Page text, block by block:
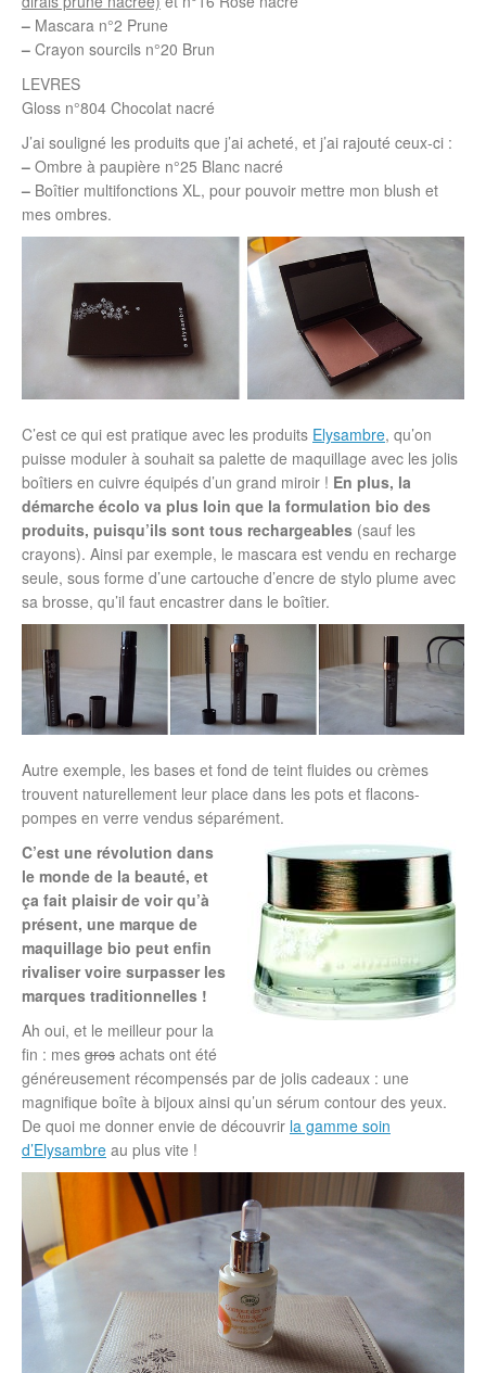
– Mascara n°2 Prune
– Crayon sourcils n°20 Brun
LEVRES
Gloss n°804 Chocolat nacré
J’ai souligné les produits que j’ai acheté, et j’ai rajouté ceux-ci :
– Ombre à paupière n°25 Blanc nacré
– Boîtier multifonctions XL, pour pouvoir mettre mon blush et
mes ombres.
C’est ce qui est pratique avec les produits Elysambre, qu’on
puisse moduler à souhait sa palette de maquillage avec les jolis
boîtiers en cuivre équipés d’un grand miroir ! En plus, la
démarche écolo va plus loin que la formulation bio des
produits, puisqu’ils sont tous rechargeables (sauf les
crayons). Ainsi par exemple, le mascara est vendu en recharge
seule, sous forme d’une cartouche d’encre de stylo plume avec
sa brosse, qu’il faut encastrer dans le boîtier.
Autre exemple, les bases et fond de teint fluides ou crèmes
trouvent naturellement leur place dans les pots et flacons-
pompes en verre vendus séparément.
C’est une révolution dans
le monde de la beauté, et
ça fait plaisir de voir qu’à
présent, une marque de
maquillage bio peut enfin
rivaliser voire surpasser les
marques traditionnelles !
Ah oui, et le meilleur pour la
fin : mes gros achats ont été
généreusement récompensés par de jolis cadeaux : une
magnifique boîte à bijoux ainsi qu’un sérum contour des yeux.
De quoi me donner envie de découvrir la gamme soin
d’Elysambre au plus vite !